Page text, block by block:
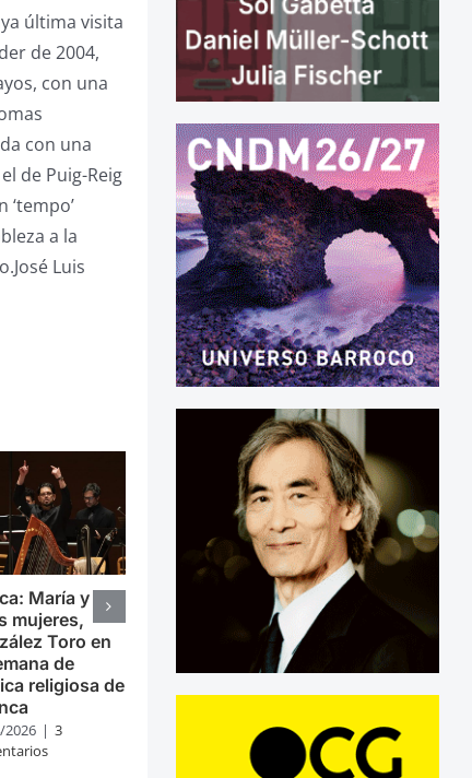
última visita
de 2004,
con una
con una
de Puig-Reig
a la
Luis
María y
mujeres,
Toro en
de
religiosa de
2026 | 3